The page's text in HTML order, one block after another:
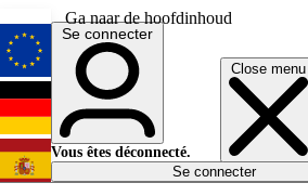
Ga naar de hoofdinhoud
Close menu
English
Deutsch
Español
Se connecter
Vous êtes déconnecté.
Se connecter